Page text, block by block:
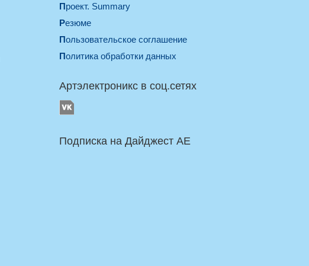
Проект. Summary
Резюме
Пользовательское соглашение
Политика обработки данных
Артэлектроникс в соц.сетях
Подписка на Дайджест AE